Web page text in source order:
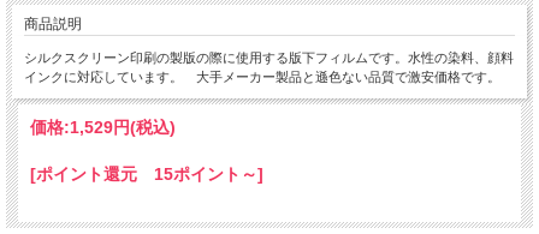
商品説明
シルクスクリーン印刷の製版の際に使用する版下フィルムです。水性の染料、顔料
インクに対応しています。 大手メーカー製品と遜色ない品質で激安価格です。
価格:1,529円(税込)
[ポイント還元 15ポイント～]